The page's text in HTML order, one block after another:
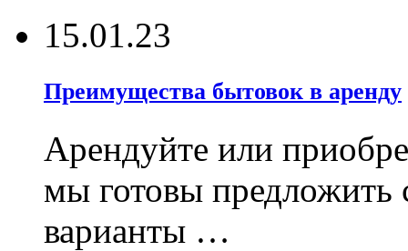
15.01.23
Преимущества бытовок в аренду
Арендуйте или
мы готовы предложить
варианты …